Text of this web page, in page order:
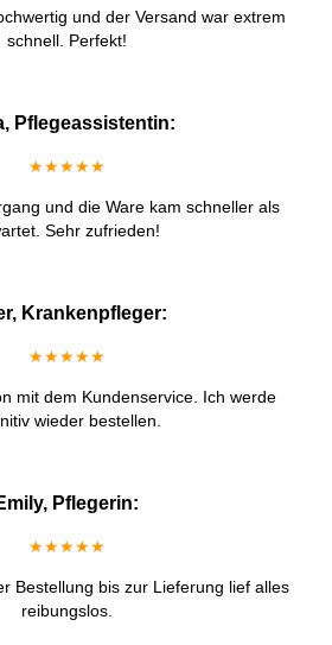
und der Versand war extrem
schnell. Perfekt!
Pflegeassistentin:
★★★★★
und die Ware kam schneller als
Sehr zufrieden!
Krankenpfleger:
★★★★★
mit dem Kundenservice. Ich werde
wieder bestellen.
Pflegerin:
★★★★★
Bestellung bis zur Lieferung lief alles
reibungslos.